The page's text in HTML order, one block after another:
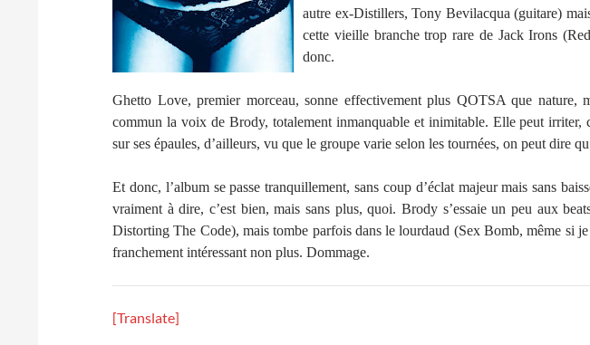
autre ex-Distillers, Tony Bevilacqua (guitare)
cette vieille branche trop rare de Jack Irons
donc.
Ghetto Love, premier morceau, sonne effectivement plus QOTSA que nature,
commun la voix de Brody, totalement inmanquable et inimitable. Elle peut irriter,
sur ses épaules, d’ailleurs, vu que le groupe varie selon les tournées, on peut dire
Et donc, l’album se passe tranquillement, sans coup d’éclat majeur mais sans
vraiment à dire, c’est bien, mais sans plus, quoi. Brody s’essaie un peu aux
Distorting The Code), mais tombe parfois dans le lourdaud (Sex Bomb, même si je
franchement intéressant non plus. Dommage.
[Translate]